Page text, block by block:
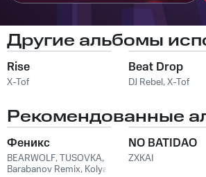
Другие альбомы
Rise
X-Tof
Beat Drop
DJ Rebel,X-Tof
Рекомендованные
Феникс
BEARWOLF,TUSOVKA,
Barabanov Remix, Kolya
NO BATIDAO
ZXKAI